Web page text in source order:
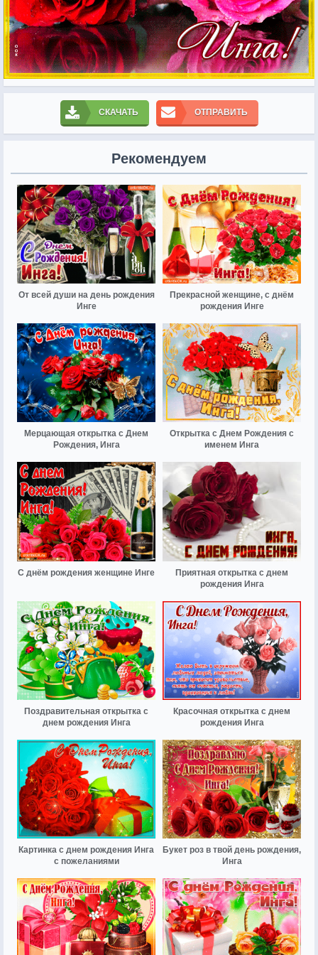
СКАЧАТЬ ОТПРАВИТЬ
Рекомендуем
От всей души на день рождения
Инге
Прекрасной женщине, с днём
рождения Инге
Мерцающая открытка с Днем
Рождения, Инга
Открытка с Днем Рождения с
именем Инга
С днём рождения женщине Инге
Приятная открытка с днем
рождения Инга
Поздравительная открытка с
днем рождения Инга
Красочная открытка с днем
рождения Инга
Картинка с днем рождения Инга
с пожеланиями
Букет роз в твой день рождения,
Инга